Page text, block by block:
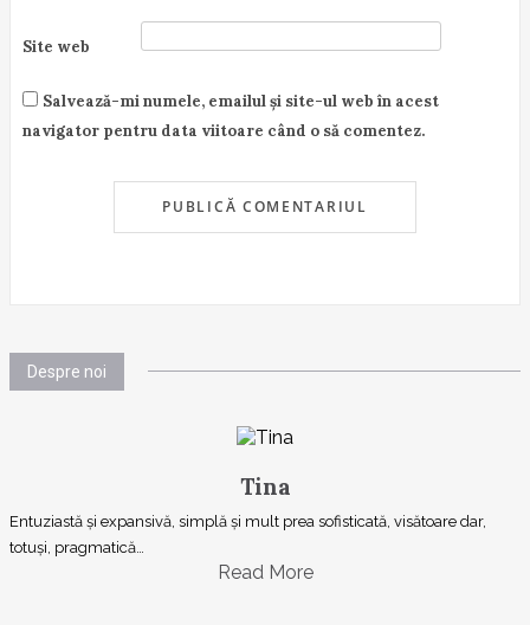
Site web
Salvează-mi numele, emailul și site-ul web în acest
navigator pentru data viitoare când o să comentez.
Despre noi
Tina
Entuziastă şi expansivă, simplă şi mult prea sofisticată, visătoare dar,
totuşi, pragmatică…
Read More